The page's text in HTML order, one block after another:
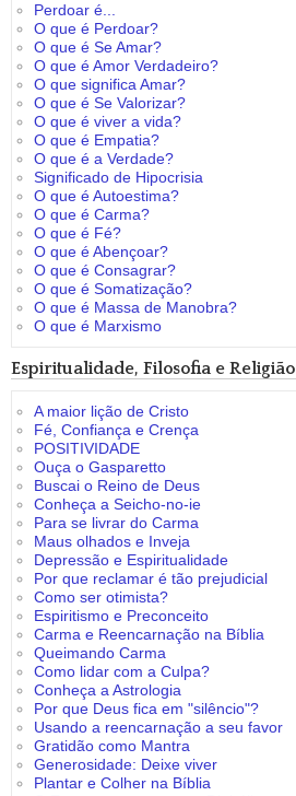
Perdoar é...
O que é Perdoar?
O que é Se Amar?
O que é Amor Verdadeiro?
O que significa Amar?
O que é Se Valorizar?
O que é viver a vida?
O que é Empatia?
O que é a Verdade?
Significado de Hipocrisia
O que é Autoestima?
O que é Carma?
O que é Fé?
O que é Abençoar?
O que é Consagrar?
O que é Somatização?
O que é Massa de Manobra?
O que é Marxismo
Espiritualidade, Filosofia e Religião
A maior lição de Cristo
Fé, Confiança e Crença
POSITIVIDADE
Ouça o Gasparetto
Buscai o Reino de Deus
Conheça a Seicho-no-ie
Para se livrar do Carma
Maus olhados e Inveja
Depressão e Espiritualidade
Por que reclamar é tão prejudicial
Como ser otimista?
Espiritismo e Preconceito
Carma e Reencarnação na Bíblia
Queimando Carma
Como lidar com a Culpa?
Conheça a Astrologia
Por que Deus fica em "silêncio"?
Usando a reencarnação a seu favor
Gratidão como Mantra
Generosidade: Deixe viver
Plantar e Colher na Bíblia